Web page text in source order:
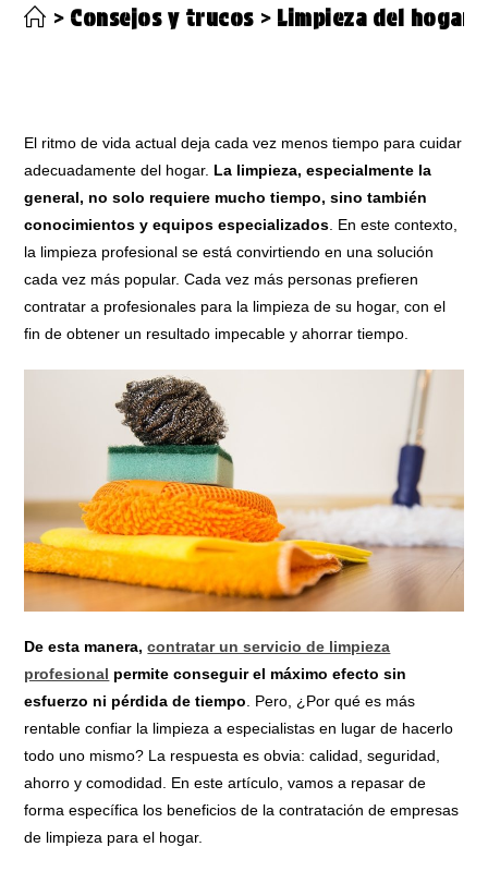
> Consejos y trucos > Limpieza del
El ritmo de vida actual deja cada vez menos tiempo para cuidar
adecuadamente del hogar. La limpieza, especialmente la
general, no solo requiere mucho tiempo, sino también
conocimientos y equipos especializados . En este contexto,
la limpieza profesional se está convirtiendo en una solución
cada vez más popular. Cada vez más personas prefieren
contratar a profesionales para la limpieza de su hogar, con el
fin de obtener un resultado impecable y ahorrar tiempo.
De esta manera,contratar un servicio de limpieza
profesional permite conseguir el máximo efecto sin
esfuerzo ni pérdida de tiempo . Pero, ¿Por qué es más
rentable confiar la limpieza a especialistas en lugar de hacerlo
todo uno mismo? La respuesta es obvia: calidad, seguridad,
ahorro y comodidad. En este artículo, vamos a repasar de
forma específica los beneficios de la contratación de empresas
de limpieza para el hogar.